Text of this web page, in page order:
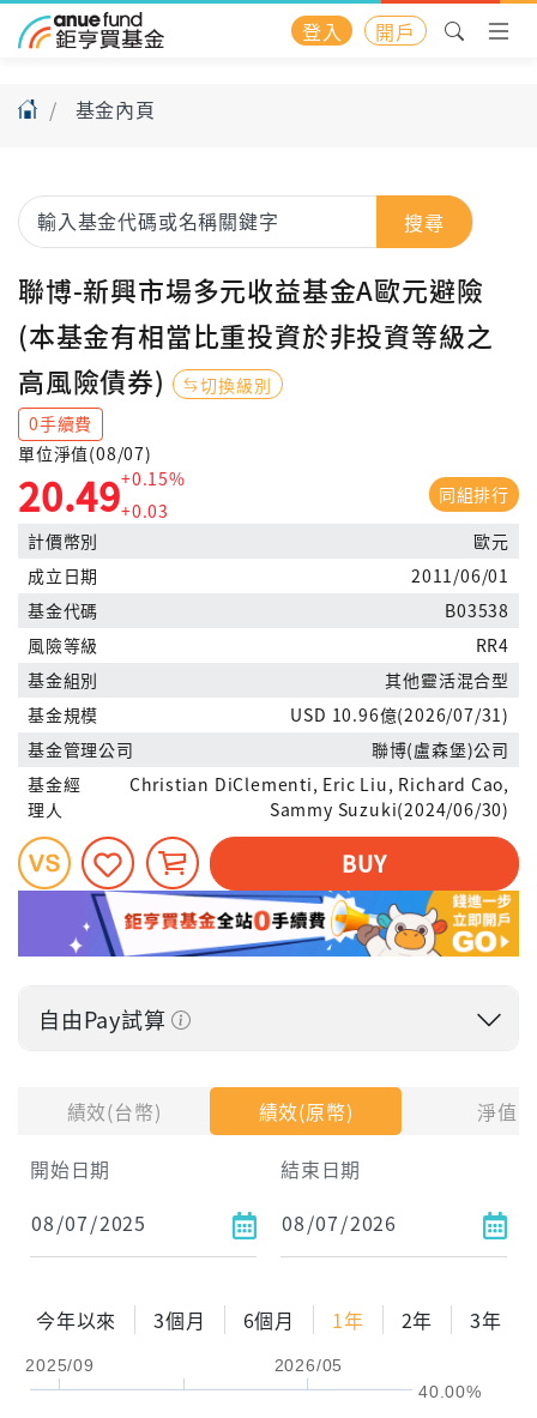
登入 開戶
基金內頁
績效(台幣) 績效(原幣)
淨值
開始日期
結束日期
今年以來 3個月 6個月 1年 2年 3年
2025/09 2026/05
40.00%
搜尋
聯博-新興市場多元收益基金A歐元避險
(本基金有相當比重投資於非投資等級之
高風險債券)
切換級別
0手續費
單位淨值(08/07)
20.49+0.15%
+0.03
同組排行
計價幣別
歐元
成立日期
2011/06/01
基金代碼
B03538
風險等級
RR4
基金組別
其他靈活混合型
基金規模
USD 10.96億(2026/07/31)
基金管理公司
聯博(盧森堡)公司
基金經
理人
Christian DiClementi, Eric Liu, Richard Cao,
Sammy Suzuki(2024/06/30)
BUY
自由Pay試算
每月Pay出方式
依金額
依比例
0% 年化自由Pay率